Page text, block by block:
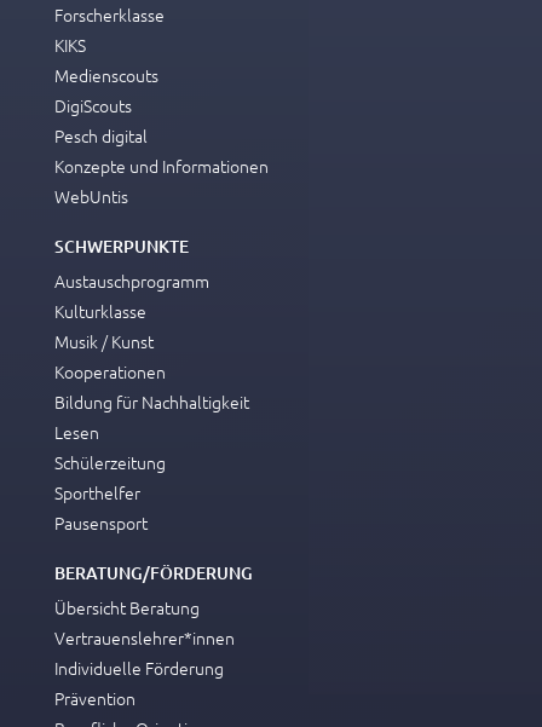
Forscherklasse
KIKS
Medienscouts
DigiScouts
Pesch digital
Konzepte und Informationen
WebUntis
SCHWERPUNKTE
Austauschprogramm
Kulturklasse
Musik / Kunst
Kooperationen
Bildung für Nachhaltigkeit
Lesen
Schülerzeitung
Sporthelfer
Pausensport
BERATUNG/FÖRDERUNG
Übersicht Beratung
Vertrauenslehrer*innen
Individuelle Förderung
Prävention